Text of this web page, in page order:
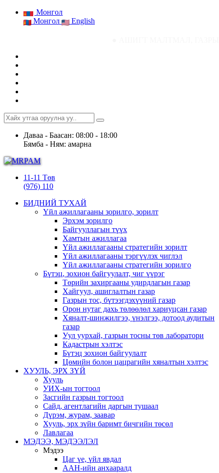
Монгол
Монгол
English
Даваа - Баасан: 08:00 - 18:00
Бямба - Ням: амарна
11-11 Төв
(976) 110
БИДНИЙ ТУХАЙ
Үйл ажиллагааны зорилго, зорилт
Эрхэм зорилго
Байгууллагын түүх
Хамтын ажиллагаа
Үйл ажиллагааны стратегийн зорилт
Үйл ажиллагааны тэргүүлэх чиглэл
Үйл ажиллагааны стратегийн зорилго
Бүтэц, зохион байгуулалт, чиг үүрэг
Төрийн захиргааны удирдлагын газар
Хайгуул, ашиглалтын газар
Газрын тос, бүтээгдэхүүний газар
Орон нутаг дахь төлөөлөл хариуцсан газар
Хяналт-шинжилгээ, үнэлгээ, дотоод аудитын
газар
Уул уурхай, газрын тосны төв лаборатори
Кадастрын хэлтэс
Бүтэц зохион байгуулалт
Цөмийн болон цацрагийн хяналтын хэлтэс
ХУУЛЬ, ЭРХ ЗҮЙ
Хууль
УИХ-ын тогтоол
Засгийн газрын тогтоол
Сайд, агентлагийн даргын тушаал
Дүрэм, журам, заавар
Хууль, эрх зүйн баримт бичгийн төсөл
Лавлагаа
МЭДЭЭ, МЭДЭЭЛЭЛ
Мэдээ
Цаг үе, үйл явдал
ААН-ийн анхааралд